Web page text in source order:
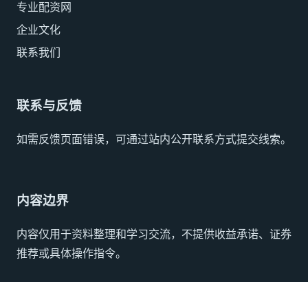
专业配资网
企业文化
联系我们
联系与反馈
如需反馈页面错误，可通过站内公开联系方式提交线索。
内容边界
内容仅用于资料整理和学习交流，不提供收益承诺、证券
推荐或具体操作指令。